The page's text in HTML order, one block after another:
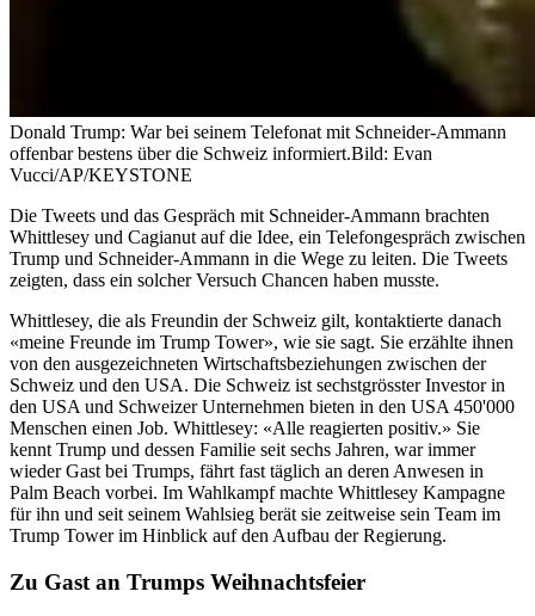
Donald Trump: War bei seinem Telefonat mit Schneider-Ammann
offenbar bestens über die Schweiz informiert.Bild: Evan
Vucci/AP/KEYSTONE
Die Tweets und das Gespräch mit Schneider-Ammann brachten
Whittlesey und Cagianut auf die Idee, ein Telefongespräch zwischen
Trump und Schneider-Ammann in die Wege zu leiten. Die Tweets
zeigten, dass ein solcher Versuch Chancen haben musste.
Whittlesey, die als Freundin der Schweiz gilt, kontaktierte danach
«meine Freunde im Trump Tower», wie sie sagt. Sie erzählte ihnen
von den ausgezeichneten Wirtschaftsbeziehungen zwischen der
Schweiz und den USA. Die Schweiz ist sechstgrösster Investor in
den USA und Schweizer Unternehmen bieten in den USA 450'000
Menschen einen Job. Whittlesey: «Alle reagierten positiv.» Sie
kennt Trump und dessen Familie seit sechs Jahren, war immer
wieder Gast bei Trumps, fährt fast täglich an deren Anwesen in
Palm Beach vorbei. Im Wahlkampf machte Whittlesey Kampagne
für ihn und seit seinem Wahlsieg berät sie zeitweise sein Team im
Trump Tower im Hinblick auf den Aufbau der Regierung.
Zu Gast an Trumps Weihnachtsfeier